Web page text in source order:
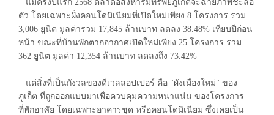
แม้ครึ่งปีแรก 2568 ตลาดอสังหาริมทรัพย์ภูเก็ตจะฉายภาพชะลอ
ตัว โดยเฉพาะฝั่งคอนโดมิเนียมที่เปิดใหม่เพียง 8 โครงการ รวม
3,006 ยูนิต มูลค่ารวม 17,845 ล้านบาท ลดลง 38.48% เทียบปีก่อน
หน้า ขณะที่บ้านพักตากอากาศเปิดใหม่เพียง 25 โครงการ รวม
362 ยูนิต มูลค่า 12,354 ล้านบาท ลดลงถึง 73.42%
แต่สิ่งที่เป็นกังวลของดีเวลลอปเปอร์ คือ "ผังเมืองใหม่" ของ
ภูเก็ต ที่ถูกออกแบบมาเพื่อควบคุมความหนาแน่น ของโครงการ
ที่พักอาศัย โดยเฉพาะอาคารชุด หรือคอนโดมิเนียม ซึ่งเคยเป็น